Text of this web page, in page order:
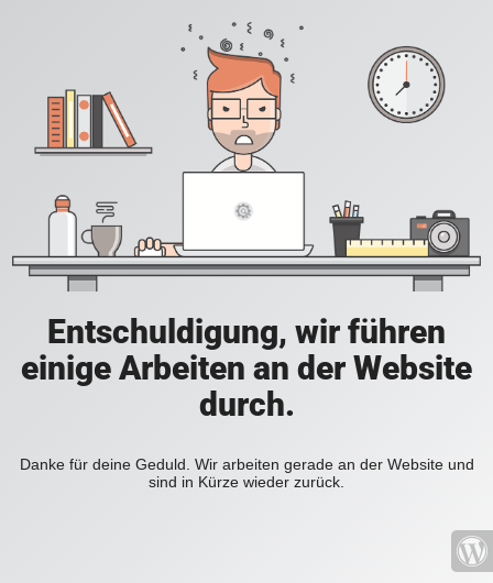
Entschuldigung, wir führen
einige Arbeiten an der Website
durch.
Danke für deine Geduld. Wir arbeiten gerade an der Website und
sind in Kürze wieder zurück.